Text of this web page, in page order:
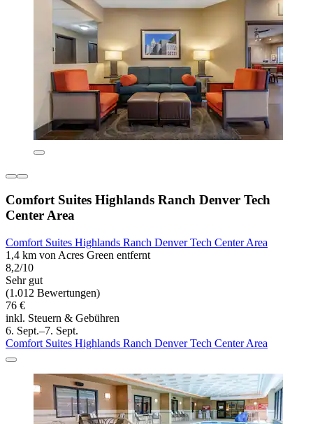
Comfort Suites Highlands Ranch Denver Tech
Center Area
Comfort Suites Highlands Ranch Denver Tech Center Area
1,4 km von Acres Green entfernt
8,2/10
Sehr gut
(1.012 Bewertungen)
76 €
inkl. Steuern & Gebühren
6. Sept.–7. Sept.
Comfort Suites Highlands Ranch Denver Tech Center Area